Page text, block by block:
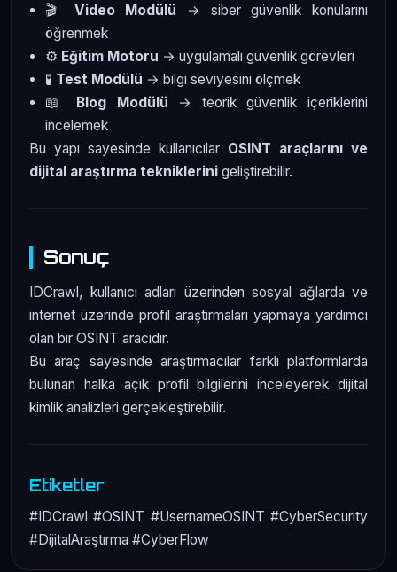
🎬 Video Modülü → siber güvenlik konularını
öğrenmek
⚙️ Eğitim Motoru → uygulamalı güvenlik görevleri
🧪 Test Modülü → bilgi seviyesini ölçmek
📖 Blog Modülü → teorik güvenlik içeriklerini
incelemek
Bu yapı sayesinde kullanıcılar OSINT araçlarını ve
dijital araştırma tekniklerini geliştirebilir.
Sonuç
IDCrawl, kullanıcı adları üzerinden sosyal ağlarda ve
internet üzerinde profil araştırmaları yapmaya yardımcı
olan bir OSINT aracıdır.
Bu araç sayesinde araştırmacılar farklı platformlarda
bulunan halka açık profil bilgilerini inceleyerek dijital
kimlik analizleri gerçekleştirebilir.
Etiketler
#IDCrawl #OSINT #UsernameOSINT #CyberSecurity
#DijitalAraştırma #CyberFlow